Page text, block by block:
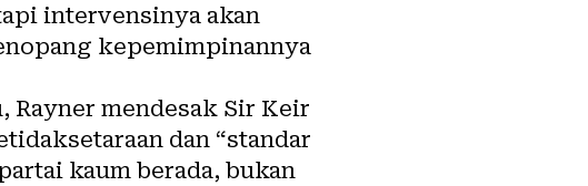
intervensinya akan
kepemimpinannya
mendesak Sir Keir
dan “standar
kaum berada, bukan